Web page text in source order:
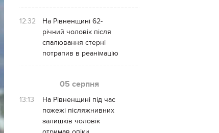
12:32
На Рівненщині 62-
річний чоловік після
спалювання стерні
потрапив в реанімацію
05 серпня
13:13
На Рівненщині під час
пожежі післяжнивних
залишків чоловік